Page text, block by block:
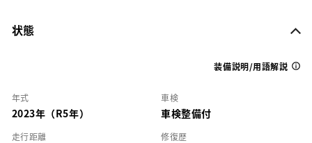
状態
装備説明/用語解説
年式
2023年（R5年）
車検
車検整備付
走行距離 修復歴